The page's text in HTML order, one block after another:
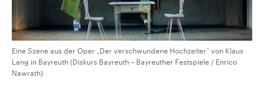
Eine Szene aus der Oper „Der verschwundene Hochzeiter“ von Klaus
Lang in Bayreuth (Diskurs Bayreuth – Bayreuther Festspiele / Enrico
Nawrath)